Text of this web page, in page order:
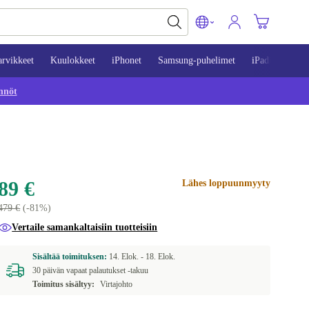
Kuulokkeet iPhonet Samsung-puhelimet iPadit
€
€(-81%)
Lähes loppuunmyyty
Vertaile samankaltaisiin tuotteisiin
Sisältää toimituksen: 14. Elok. - 18. Elok.
30 päivän vapaat palautukset -takuu
Toimitus sisältyy:
Virtajohto